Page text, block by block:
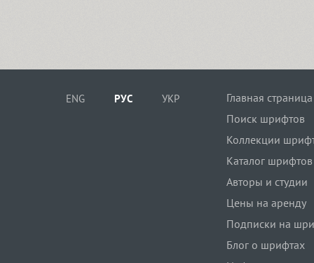
ENG РУС УКР
Главная страница
Поиск шрифтов
Коллекции
Каталог шрифтов
Авторы и студии
Цены на аренду
Подписки на
Блог о шрифтах